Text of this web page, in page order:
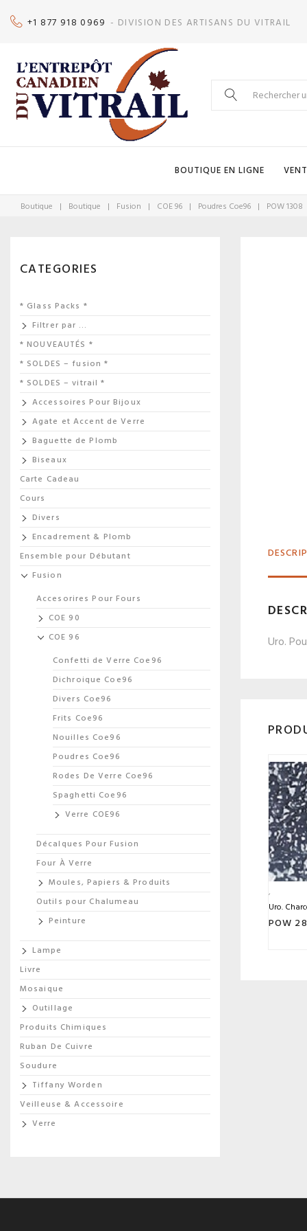
+1 877 918 0969 - DIVISION DES ARTISANS DU VITRAIL
Search
BOUTIQUE EN LIGNE
Boutique | Boutique | Fusion | COE 96 | Poudres Coe96 | POW 1308
Uro.
Uro.
POW
CATEGORIES
* Glass Packs *
Filtrer par …
* NOUVEAUTÉS *
* SOLDES – fusion *
* SOLDES – vitrail *
Accessoires Pour Bijoux
Agate et Accent de Verre
Baguette de Plomb
Biseaux
Carte Cadeau
Cours
Divers
Encadrement & Plomb
Ensemble pour Débutant
Fusion
Accesorires Pour Fours
COE 90
COE 96
Confetti de Verre Coe96
Dichroique Coe96
Divers Coe96
Frits Coe96
Nouilles Coe96
Poudres Coe96
Rodes De Verre Coe96
Spaghetti Coe96
Verre COE96
Décalques Pour Fusion
Four À Verre
Moules, Papiers & Produits
Outils pour Chalumeau
Peinture
Lampe
Livre
Mosaique
Outillage
Produits Chimiques
Ruban De Cuivre
Soudure
Tiffany Worden
Veilleuse & Accessoire
Verre